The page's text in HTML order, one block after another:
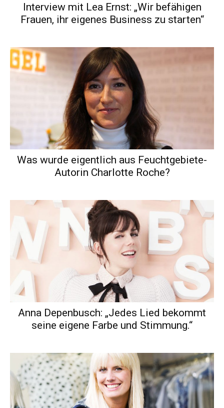
Interview mit Lea Ernst: „Wir befähigen
Frauen, ihr eigenes Business zu starten“
Was wurde eigentlich aus Feuchtgebiete-
Autorin Charlotte Roche?
Anna Depenbusch: „Jedes Lied bekommt
seine eigene Farbe und Stimmung.“